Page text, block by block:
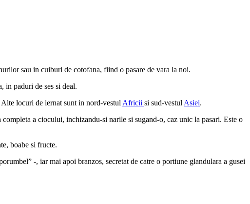
sau in cuiburi de cotofana, fiind o pasare de vara la noi.
in paduri de ses si deal.
locuri de iernat sunt in nord-vestul Africii si sud-vestul Asiei.
a ciocului, inchizandu-si narile si sugand-o, caz unic la pasari. Este o
boabe si fructe.
-, iar mai apoi branzos, secretat de catre o portiune glandulara a gusei